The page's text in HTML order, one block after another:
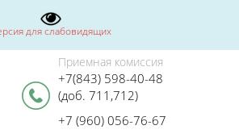
для слабовидящих
Приемная комиссия
+7(843) 598-40-48
(доб. 711,712)
+7 (960) 056-76-67